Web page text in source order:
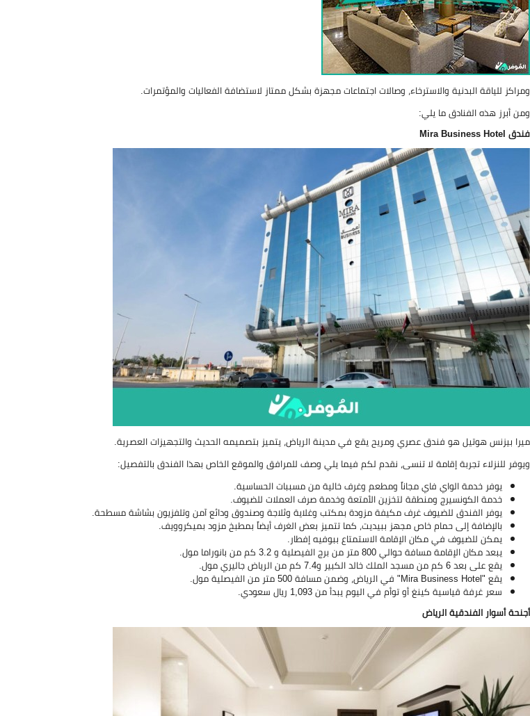
ومراكز للياقة البدنية والاسترخاء، وصالات اجتماعات مجهزة بشكل ممتاز لاستضافة الفعاليات والمؤتمرات.
ومن أبرز هذه الفنادق ما يلي:
فندق Mira Business Hotel
ميرا بيزنس هوتيل هو فندق عصري ومريح يقع في مدينة الرياض، يتميز بتصميمه الحديث والتجهيزات العصرية.
ويوفر للنزلاء تجربة إقامة لا تنسى، نقدم لكم فيما يلي وصف للمرافق والموقع الخاص بهذا الفندق بالتفصيل:
يوفر خدمة الواي فاي مجاناً ومطعم وغرف خالية من مسببات الحساسية.
خدمة الكونسيرج ومنطقة لتخزين الأمتعة وخدمة صرف العملات للضيوف.
يوفر الفندق للضيوف غرف مكيفة مزودة بمكتب وغلاية وثلاجة وصندوق ودائع آمن وتلفزيون بشاشة مسطحة.
بالإضافة إلى حمام خاص مجهز ببيديت، كما تتميز بعض الغرف أيضاً بمطبخ مزود بميكروويف.
يمكن للضيوف في مكان الإقامة الاستمتاع ببوفيه إفطار.
يبعد مكان الإقامة مسافة حوالي 800 متر من برج الفيصلية و 3.2 كم من بانوراما مول.
يقع على بعد 6 كم من مسجد الملك خالد الكبير و7.4 كم من الرياض جاليري مول.
يقع "Mira Business Hotel" في الرياض، وضمن مسافة 500 متر من الفيصلية مول.
سعر غرفة قياسية كينغ أو توأم في اليوم يبدأ من 1,093 ريال سعودي.
أجنحة أسوار الفندقية الرياض